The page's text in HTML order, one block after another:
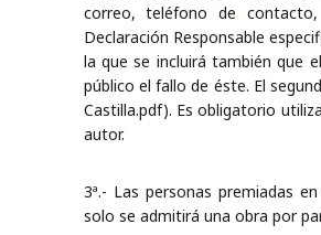
correo, teléfono de
Declaración Responsable
la que se incluirá también que
público el fallo de éste. El
Castilla.pdf). Es obligatorio
autor.
3ª.- Las personas premiadas
solo se admitirá una obra por